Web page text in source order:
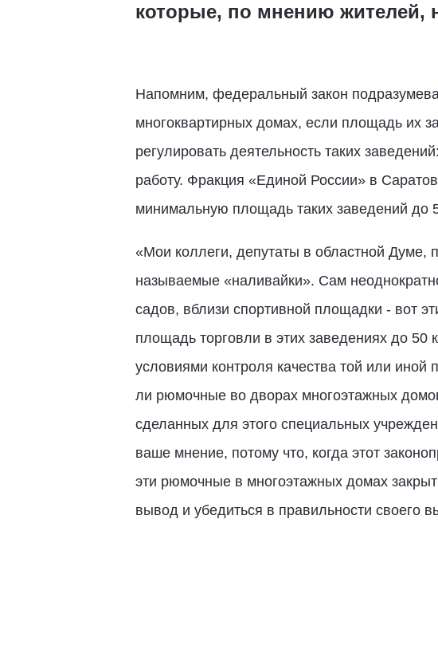
которые, по мнению жителей,
Напомним, федеральный закон
многоквартирных домах, если площадь их
регулировать деятельность таких
работу. Фракция «Единой России» в
минимальную площадь таких заведений до
«Мои коллеги, депутаты в областной
называемые «наливайки». Сам
садов, вблизи спортивной площадки - вот
площадь торговли в этих заведениях до 50
условиями контроля качества той или
ли рюмочные во дворах многоэтажных
сделанных для этого специальных
ваше мнение, потому что, когда этот
эти рюмочные в многоэтажных домах
вывод и убедиться в правильности своего